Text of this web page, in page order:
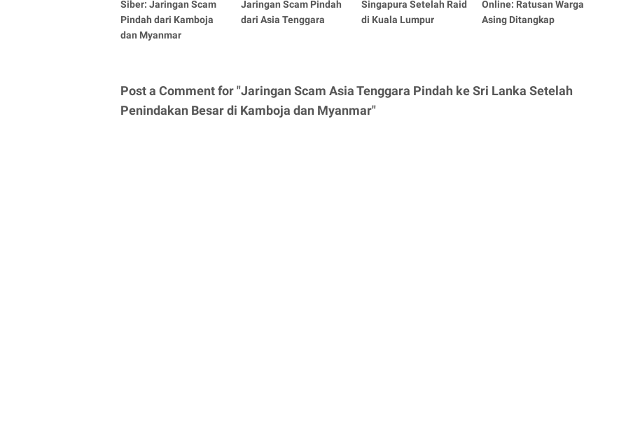
Siber: Jaringan Scam
Pindah dari Kamboja
dan Myanmar
Jaringan Scam Pindah
dari Asia Tenggara
Singapura Setelah Raid
di Kuala Lumpur
Online: Ratusan Warga
Asing Ditangkap
Post a Comment for "Jaringan Scam Asia Tenggara Pindah ke Sri Lanka Setelah
Penindakan Besar di Kamboja dan Myanmar"